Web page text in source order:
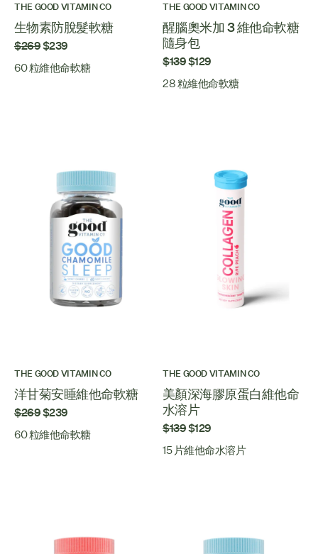
THE GOOD VITAMIN CO
生物素防脫髮軟糖
$269$239
60 粒維他命軟糖
THE GOOD VITAMIN CO
醒腦奧米加 3 維他命軟糖
隨身包
$139$129
28 粒維他命軟糖
THE GOOD VITAMIN CO
洋甘菊安睡維他命軟糖
$269$239
60 粒維他命軟糖
THE GOOD VITAMIN CO
美顏深海膠原蛋白維他命
水溶片
$139$129
15 片維他命水溶片